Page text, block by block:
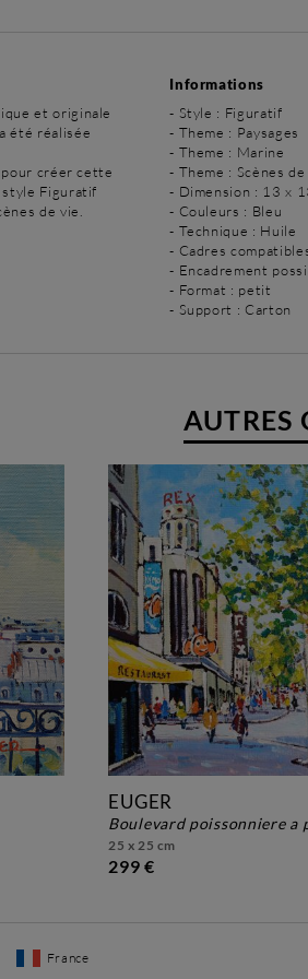
et originale
été réalisée
créer cette
Figuratif
de vie.
Informations
- Style : Figuratif
- Theme : Paysages
- Theme : Marine
- Theme : Scènes
- Dimension : 13 x
- Couleurs : Bleu
- Technique : Huile
- Cadres
- Encadrement
- Format : petit
- Support : Carton
AUTRES
EUGER
boulevard poissonniere a
25 x 25 cm
299 €
France